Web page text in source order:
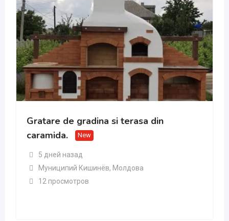
Gratare de gradina si terasa din
caramida.
New
5 дней назад
Муниципий Кишинёв, Молдова
12 просмотров